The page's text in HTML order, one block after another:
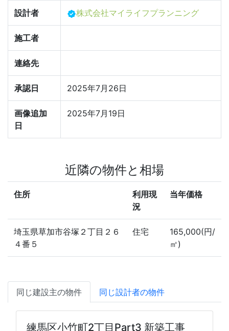
設計者 株式会社マイライフプランニング
施工者
連絡先
承認日 2025年7月26日
画像追加
日
2025年7月19日
近隣の物件と相場
住所
利用現
況
当年価格
埼玉県草加市谷塚２丁目２６
４番５
住宅
165,000(円/
㎡)
同じ建設主の物件 同じ設計者の物件
練馬区小竹町2丁目Part3 新築工事